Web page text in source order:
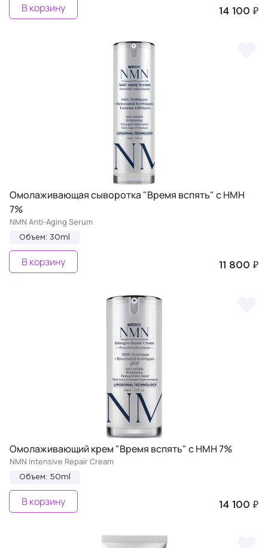
14 100 ₽
В корзину
Омолаживающая сыворотка "Время вспять" с НМН
7%
NMN Anti-Aging Serum
Объем: 30ml
11 800 ₽
В корзину
Омолаживающий крем "Время вспять" с НМН 7%
NMN Intensive Repair Cream
Объем: 50ml
14 100 ₽
В корзину